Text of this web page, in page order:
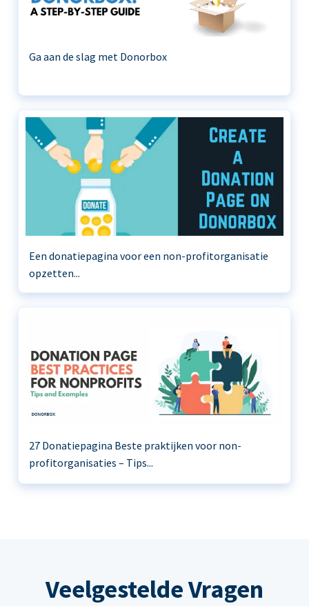
Ga aan de slag met Donorbox
Een donatiepagina voor een non-profitorganisatie
opzetten...
27 Donatiepagina Beste praktijken voor non-
profitorganisaties – Tips...
Veelgestelde Vragen